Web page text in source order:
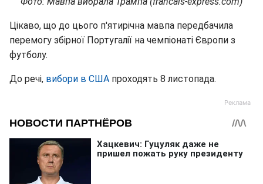
Цікаво, що до цього п'ятирічна мавпа передбачила
перемогу збірної Португалії на чемпіонаті Європи з
футболу.
До речі, вибори в США проходять 8 листопада.